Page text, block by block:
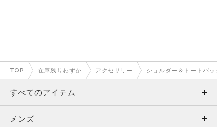
TOP 在庫残りわずか アクセサリー ショルダー＆トートバッ
すべてのアイテム
メンズ
メンズ